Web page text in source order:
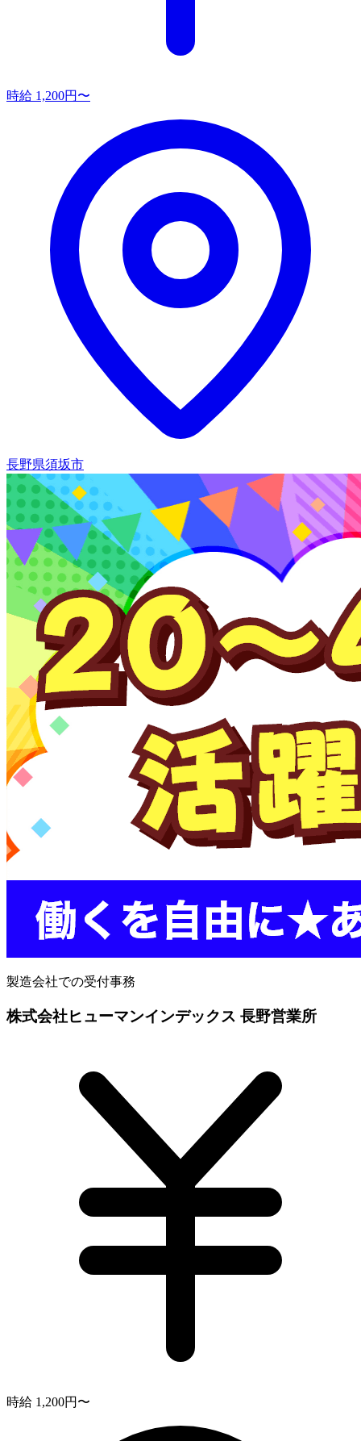
時給 1,200円〜
長野県須坂市
製造会社での受付事務
株式会社ヒューマンインデックス 長野営業所
時給 1,200円〜